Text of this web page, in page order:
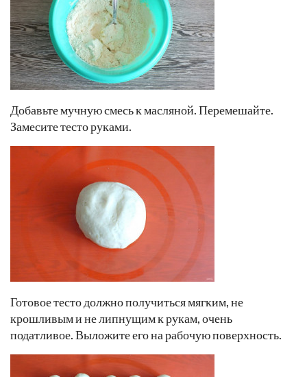
Добавьте мучную смесь к масляной. Перемешайте.
Замесите тесто руками.
Готовое тесто должно получиться мягким, не
крошливым и не липнущим к рукам, очень
податливое. Выложите его на рабочую поверхность.